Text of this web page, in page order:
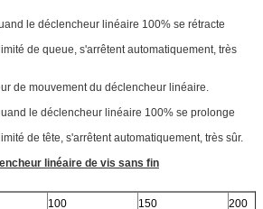
le déclencheur linéaire 100% se rétracte
de queue, s'arrêtent automatiquement, très
de mouvement du déclencheur linéaire.
le déclencheur linéaire 100% se prolonge
de tête, s'arrêtent automatiquement, très sûr.
linéaire de vis sans fin
100 150 200